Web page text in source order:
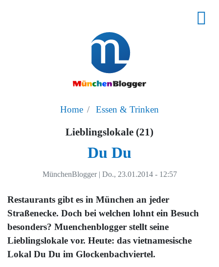
Home Essen & Trinken
Lieblingslokale (21)
Du Du
MünchenBlogger | Do., 23.01.2014 - 12:57
Restaurants gibt es in München an jeder
Straßenecke. Doch bei welchen lohnt ein Besuch
besonders? Muenchenblogger stellt seine
Lieblingslokale vor. Heute: das vietnamesische
Lokal Du Du im Glockenbachviertel.